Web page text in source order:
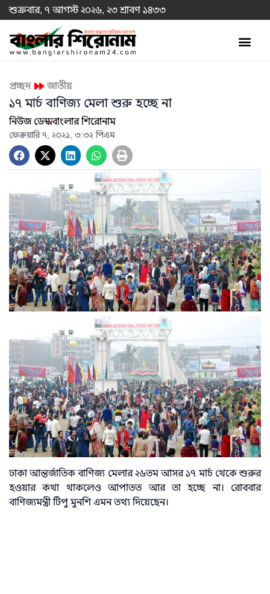
শুক্রবার, ৭ আগস্ট ২০২৬, ২৩ শ্রাবণ ১৪৩৩
প্রচ্ছদ জাতীয়
১৭ মার্চ বাণিজ্য মেলা শুরু হচ্ছে না
নিউজ ডেস্কবাংলার শিরোনাম
ফেব্রুয়ারি ৭, ২০২১, ৩:৩২ পিএম
ঢাকা আন্তর্জাতিক বাণিজ্য মেলার ২৬তম আসর ১৭ মার্চ থেকে শুরুর
হওয়ার কথা থাকলেও আপাতত আর তা হচ্ছে না। রোববার
বাণিজ্যমন্ত্রী টিপু মুনশি এমন তথ্য দিয়েছেন।